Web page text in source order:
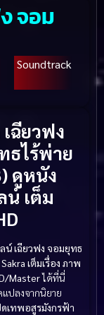
จอม
Soundtrack
ฉียวฟง
ธไร้พ่าย
ดูหนัง
น์ เต็ม
น์เฉียวฟง จอมยุทธ
Sakra เต็มเรื่อง ภาพ
Masterได้ที่นี่
ปลงจากนิยาย
เทพอสูรมังกรฟ้า